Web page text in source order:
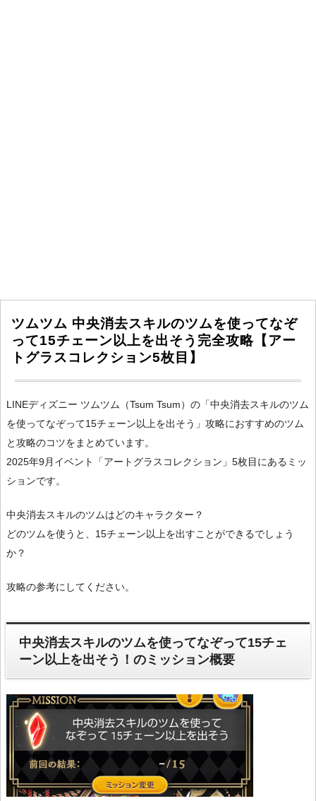
ツムツム 中央消去スキルのツムを使ってなぞ
って15チェーン以上を出そう完全攻略【アー
トグラスコレクション5枚目】
LINEディズニー ツムツム（Tsum Tsum）の「中央消去スキルのツム
を使ってなぞって15チェーン以上を出そう」攻略におすすめのツム
と攻略のコツをまとめています。
2025年9月イベント「アートグラスコレクション」5枚目にあるミッ
ションです。
中央消去スキルのツムはどのキャラクター？
どのツムを使うと、15チェーン以上を出すことができるでしょう
か？
攻略の参考にしてください。
中央消去スキルのツムを使ってなぞって15チェ
ーン以上を出そう！のミッション概要